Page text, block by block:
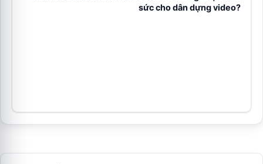
sức cho dân dựng video?